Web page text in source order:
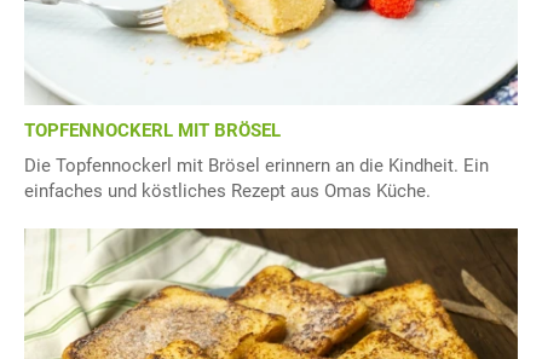
TOPFENNOCKERL MIT BRÖSEL
Die Topfennockerl mit Brösel erinnern an die Kindheit. Ein
einfaches und köstliches Rezept aus Omas Küche.